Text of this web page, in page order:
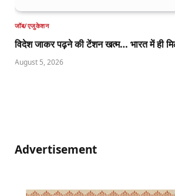
जॉब/एजुकेशन
विदेश जाकर पढ़ने की टेंशन खत्म… भारत में ही
August 5, 2026
Advertisement